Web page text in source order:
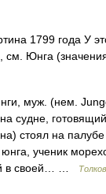
1799 года У
см. Юнга
муж. (нем.
судне,
стоял на палубе
ученик
в своей… …